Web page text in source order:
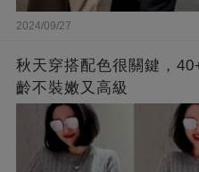
2024/09/27
秋天穿搭配色很關鍵，
齡不裝嫩又高級